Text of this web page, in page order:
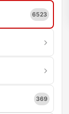
6523
369